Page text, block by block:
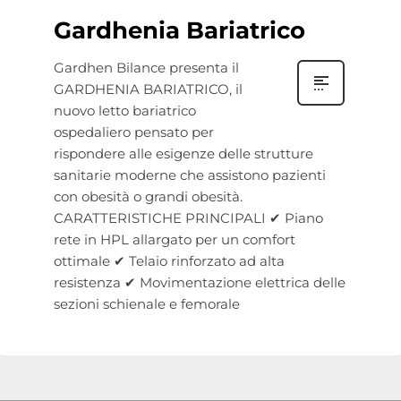
Gardhenia Bariatrico
Gardhen Bilance presenta il
GARDHENIA BARIATRICO, il
nuovo letto bariatrico
ospedaliero pensato per
rispondere alle esigenze delle strutture
sanitarie moderne che assistono pazienti
con obesità o grandi obesità.
CARATTERISTICHE PRINCIPALI ✔ Piano
rete in HPL allargato per un comfort
ottimale ✔ Telaio rinforzato ad alta
resistenza ✔ Movimentazione elettrica delle
sezioni schienale e femorale